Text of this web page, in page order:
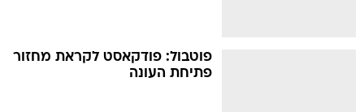
פוטבול: פודקאסט לקראת מחזור
פתיחת העונה